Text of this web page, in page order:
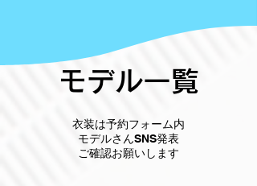
モデル一覧
​衣装は予約フォーム内
モデルさんSNS発表
ご確認お願いします